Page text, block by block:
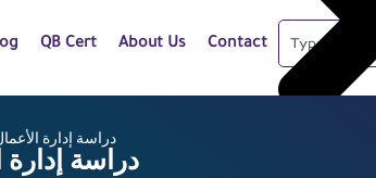
QB Cert About Us Contact
دراسة إدارة
دراسة